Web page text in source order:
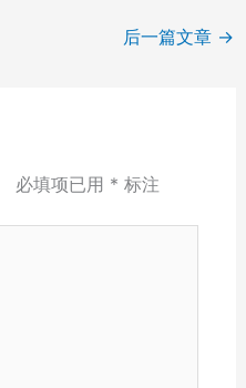
后一篇文章 →
必填项已用 * 标注